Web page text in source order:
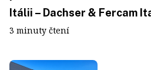
Itálii – Dachser & Fercam
3 minuty čtení